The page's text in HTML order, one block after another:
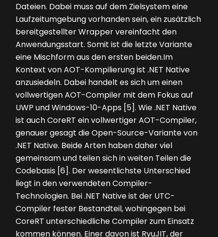
Dateien. Dabei muss auf dem Zielsystem eine
Laufzeitumgebung vorhanden sein, ein zusätzlich
bereitgestellter Wrapper vereinfacht den
Anwendungsstart. Somit ist die letzte Variante
eine Mischform aus den ersten beiden.Im
Kontext von AOT-Kompilierung ist .NET Native
anzusiedeln. Dabei handelt es sich um einen
vollwertigen AOT-Compiler mit dem Fokus auf
UWP und Windows-10-Apps [5]. Wie .NET Native
ist auch CoreRT ein vollwertiger AOT-Compiler,
genauer gesagt die Open-Source-Variante von
.NET Native. Beide Arten haben daher viel
gemeinsam und teilen sich in weiten Teilen die
Codebasis [6]. Der wesentlichste Unterschied
liegt in den verwendeten Compiler-
Technologien. Bei .NET Native ist der UTC-
Compiler fester Bestandteil, wohingegen bei
CoreRT unterschiedliche Compiler zum Einsatz
kommen können. Einer davon ist RyuJIT, der